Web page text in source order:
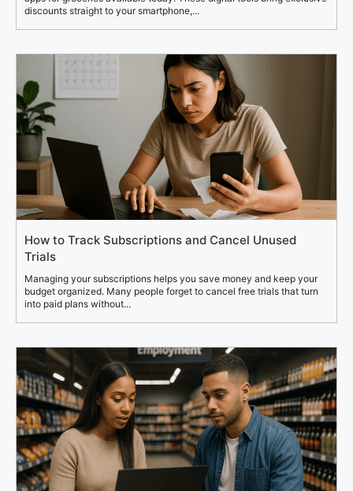
discounts straight to your smartphone,...
How to Track Subscriptions and Cancel Unused
Trials
Managing your subscriptions helps you save money and keep your
budget organized. Many people forget to cancel free trials that turn
into paid plans without...